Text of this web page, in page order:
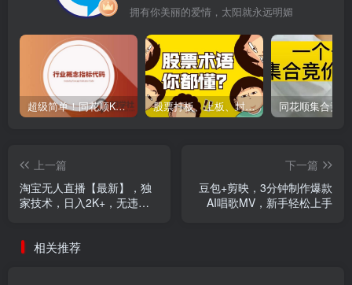
拥有你美丽的爱情，太阳就永远明媚
超级简单！同花顺K线界面显示行业概念指标代码图解 股票打板、上板、封板、翘板、炸板是什么意思？炒股你必须懂的暗语！
上一篇
淘宝无人直播【最新】，独
家技术，日入2K+，无违规
下一篇
豆包+剪映，3分钟制作爆款
AI唱歌MV，新手轻松上手
相关推荐